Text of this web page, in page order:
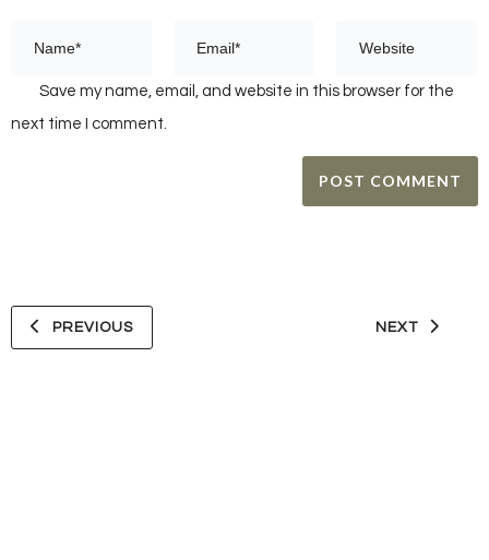
Save my name, email, and website in this browser for the
next time I comment.
NEXT
PREVIOUS